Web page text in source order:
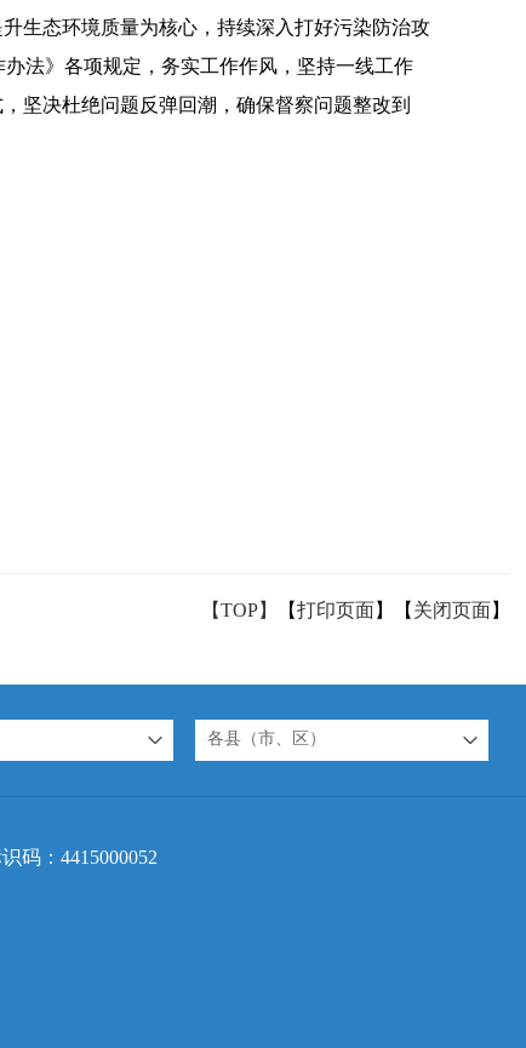
生态环境质量为核心，持续深入打好污染防治攻
法》各项规定，务实工作作风，坚持一线工作
坚决杜绝问题反弹回潮，确保督察问题整改到
【TOP】 【打印页面】【 关闭页面】
各县（市、区）
码：4415000052